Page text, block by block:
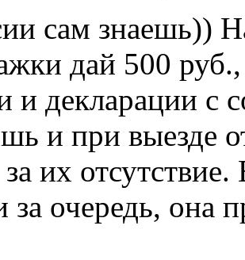
сам знаешь))
дай 500
и декларации с
и при выезде
за их
за очередь, она